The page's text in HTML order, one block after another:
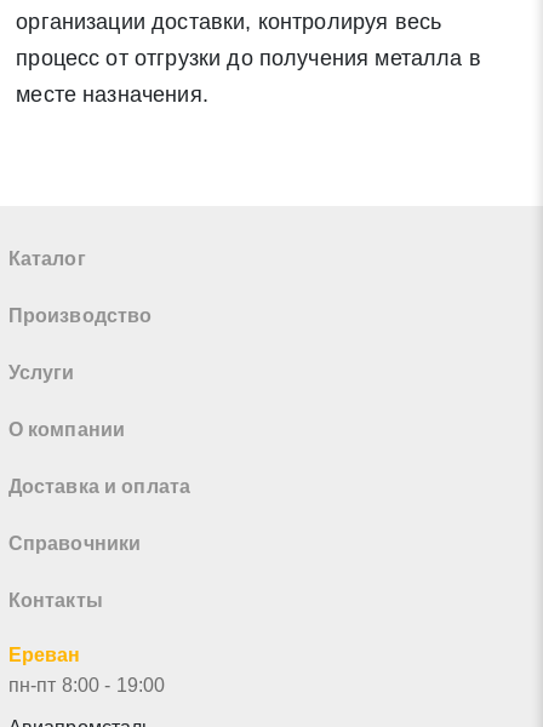
организации доставки, контролируя весь
процесс от отгрузки до получения металла в
месте назначения.
Каталог
Производство
Услуги
О компании
Доставка и оплата
Справочники
Контакты
Ереван
пн-пт 8:00 - 19:00
Нажимая на кнопку «Отправить заявку» Вы даете согласие
на обработку своих персональных данных в соответствии со